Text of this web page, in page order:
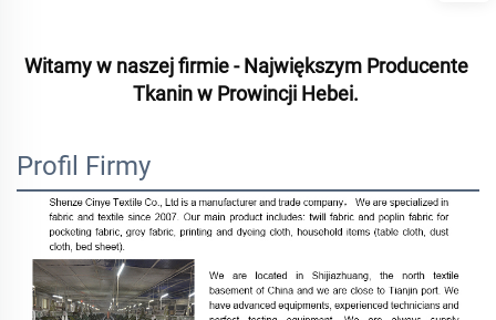
Witamy w naszej firmie - Największym Producente
Tkanin w Prowincji Hebei.
Profil Firmy